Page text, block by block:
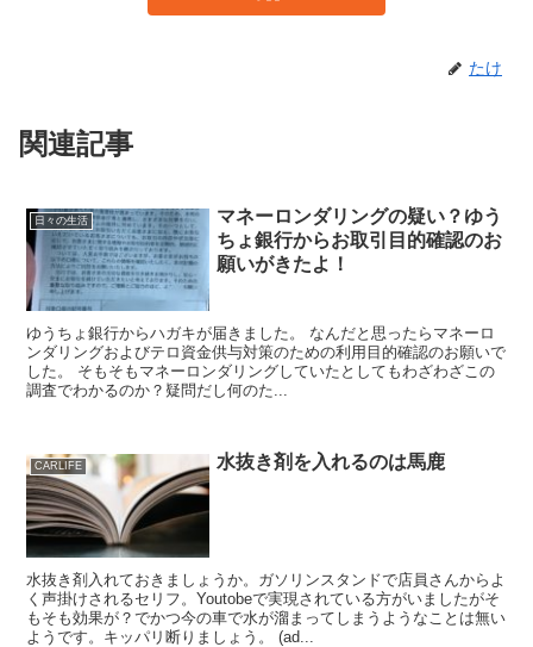
たけ
関連記事
日々の生活
マネーロンダリングの疑い？ゆう
ちょ銀行からお取引目的確認のお
願いがきたよ！
ゆうちょ銀行からハガキが届きました。 なんだと思ったらマネーロ
ンダリングおよびテロ資金供与対策のための利用目的確認のお願いで
した。 そもそもマネーロンダリングしていたとしてもわざわざこの
調査でわかるのか？疑問だし何のた...
CARLIFE 水抜き剤を入れるのは馬鹿
水抜き剤入れておきましょうか。ガソリンスタンドで店員さんからよ
く声掛けされるセリフ。Youtobeで実現されている方がいましたがそ
もそも効果が？でかつ今の車で水が溜まってしまうようなことは無い
ようです。キッパリ断りましょう。 (ad...